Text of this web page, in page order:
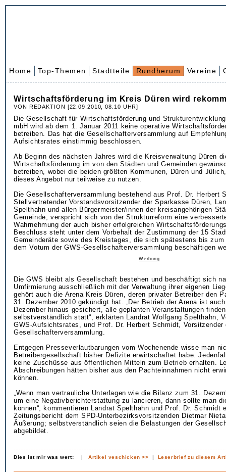
Home Top-Themen Stadtteile Rundherum Vereine
Wirtschaftsförderung im Kreis Düren wird
VON REDAKTION [22.09.2010, 08.10 UHR]
Die Gesellschaft für Wirtschaftsförderung und
mbH wird ab dem 1. Januar 2011 keine operative
betreiben. Das hat die Gesellschafterversammlung auf
Aufsichtsrates einstimmig beschlossen.
Ab Beginn des nächsten Jahres wird die Kreisverwaltung Düren
Wirtschaftsförderung im von den Städten und Gemeinden
betreiben, wobei die beiden größten Kommunen, Düren und
dieses Angebot nur teilweise zu nutzen.
Die Gesellschafterversammlung bestehend aus Prof. Dr. Herbert
Stellvertretender Vorstandsvorsitzender der Sparkasse Düren,
Spelthahn und allen Bürgermeister/innen der kreisangehörigen
Gemeinde, verspricht sich von der Strukturreform eine
Wahrnehmung der auch bisher erfolgreichen
Beschluss steht unter dem Vorbehalt der Zustimmung der 15
Gemeinderäte sowie des Kreistages, die sich spätestens bis
dem Votum der GWS-Gesellschafterversammlung beschäftigen
Werbung
Die GWS bleibt als Gesellschaft bestehen und beschäftigt sich
Umfirmierung ausschließlich mit der Verwaltung ihrer eigenen
gehört auch die Arena Kreis Düren, deren privater Betreiber den
31. Dezember 2010 gekündigt hat. „Der Betrieb der Arena ist
Dezember hinaus gesichert, alle geplanten Veranstaltungen finden
selbstverständlich statt“, erklärten Landrat Wolfgang Spelthahn,
GWS-Aufsichtsrates, und Prof. Dr. Herbert Schmidt, Vorsitzender
Gesellschafterversammlung.
Entgegen Presseverlautbarungen vom Wochenende wisse man
Betreibergesellschaft bisher Defizite erwirtschaftet habe.
keine Zuschüsse aus öffentlichen Mitteln zum Betrieb erhalten.
Abschreibungen hätten bisher aus den Pachteinnahmen nicht
können.
„Wenn man vertrauliche Unterlagen wie die Bilanz zum 31.
um eine Negativberichterstattung zu lancieren, dann sollte man
können“, kommentieren Landrat Spelthahn und Prof. Dr. Schmidt
Zeitungsbericht dem SPD-Unterbezirksvorsitzenden Dietmar
Äußerung; selbstverständlich seien die Belastungen der
abgebildet.
Dies ist mir was wert: |Artikel veschicken >> | Leserbrief zu diesem